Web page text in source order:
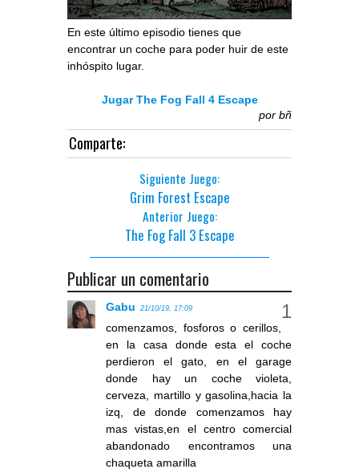
En este último episodio tienes que
encontrar un coche para poder huir de este
inhóspito lugar.
Jugar The Fog Fall 4 Escape
por bñ
Comparte:
Siguiente Juego:
Grim Forest Escape
Anterior Juego:
The Fog Fall 3 Escape
Publicar un comentario
Gabu 21/10/19, 17:09
comenzamos, fosforos o cerillos,
en la casa donde esta el coche
perdieron el gato, en el garage
donde hay un coche violeta,
cerveza, martillo y gasolina,hacia la
izq, de donde comenzamos hay
mas vistas,en el centro comercial
abandonado encontramos una
chaqueta amarilla